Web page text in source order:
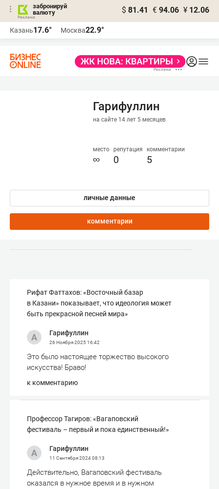
забронируй
валюту
$ 81.41 € 94.06 ¥ 12.06
Казань17.6° Москва22.9°
Гарифуллин
на сайте 14 лет 5 месяцев
место
∞
репутация
0
комментарии
5
личные данные
комментарии
Рифат Фаттахов: «Восточный базар
в Казани» показывает, что идеология может
быть прекрасной песней мира»
Гарифуллин
26 Ноября 202516:42
Это было настоящее торжество высокого
искусства! Браво!
к комментарию
Профессор Тагиров: «Вагаповский
фестиваль – первый и пока единственный!»
Гарифуллин
11 Сентября 202408:13
Действительно, Вагаповский фестиваль
оказался в нужное время и в нужном